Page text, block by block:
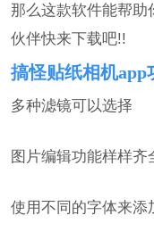
那么这款软件能帮
伙伴快来下载吧!!
搞怪贴纸相机app
多种滤镜可以选择
图片编辑功能样样齐
使用不同的字体来添